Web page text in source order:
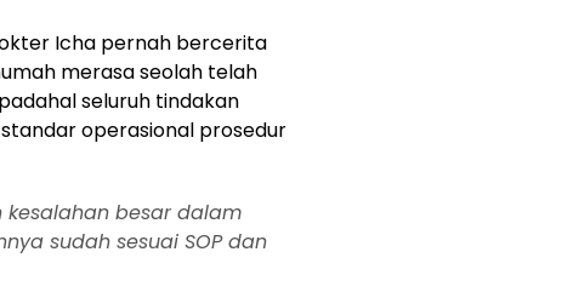
Icha pernah bercerita
merasa seolah telah
seluruh tindakan
operasional prosedur
kesalahan besar dalam
sudah sesuai SOP dan